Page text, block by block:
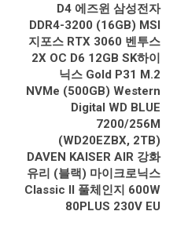
D4 에즈윈 삼성전자
DDR4-3200 (16GB) MSI
지포스 RTX 3060 벤투스
2X OC D6 12GB SK하이
닉스 Gold P31 M.2
NVMe (500GB) Western
Digital WD BLUE
7200/256M
(WD20EZBX, 2TB)
DAVEN KAISER AIR 강화
유리 (블랙) 마이크로닉스
Classic II 풀체인지 600W
80PLUS 230V EU